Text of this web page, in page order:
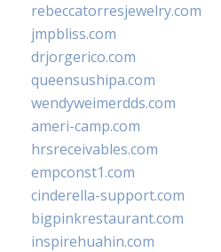
rebeccatorresjewelry.com
jmpbliss.com
drjorgerico.com
queensushipa.com
wendyweimerdds.com
ameri-camp.com
hrsreceivables.com
empconst1.com
cinderella-support.com
bigpinkrestaurant.com
inspirehuahin.com